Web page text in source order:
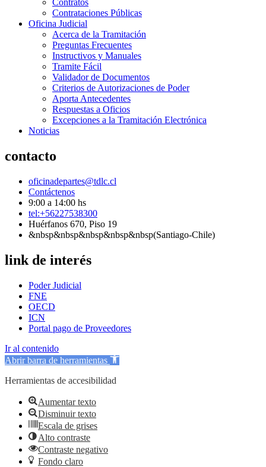
Contratos
Contrataciones Públicas
Oficina Judicial
Acerca de la Tramitación
Preguntas Frecuentes
Instructivos y Manuales
Tramite Fácil
Validador de Documentos
Criterios de Autorizaciones de Poder
Aporta Antecedentes
Respuestas a Oficios
Excepciones a la Tramitación Electrónica
Noticias
contacto
oficinadepartes@tdlc.cl
Contáctenos
9:00 a 14:00 hs
tel:+56227538300
Huérfanos 670, Piso 19
&nbsp&nbsp&nbsp&nbsp&nbsp(Santiago-Chile)
link de interés
Poder Judicial
FNE
OECD
ICN
Portal pago de Proveedores
Ir al contenido
Abrir barra de herramientas
Herramientas de accesibilidad
Aumentar texto
Disminuir texto
Escala de grises
Alto contraste
Contraste negativo
Fondo claro